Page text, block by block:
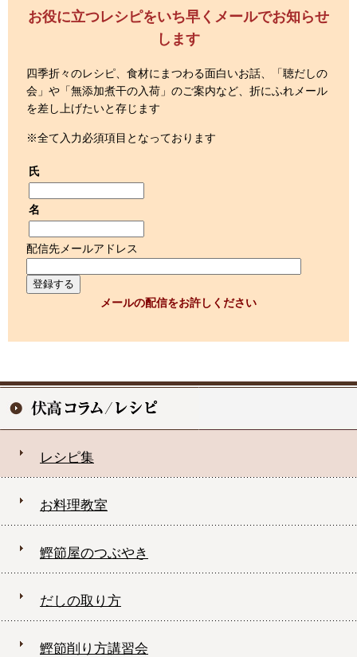
お役に立つレシピをいち早くメールでお知らせ
します
四季折々のレシピ、食材にまつわる面白いお話、「聴だしの
会」や「無添加煮干の入荷」のご案内など、折にふれメール
を差し上げたいと存じます
※全て入力必須項目となっております
氏
名
配信先メールアドレス
メールの配信をお許しください
レシピ集
お料理教室
鰹節屋のつぶやき
だしの取り方
鰹節削り方講習会